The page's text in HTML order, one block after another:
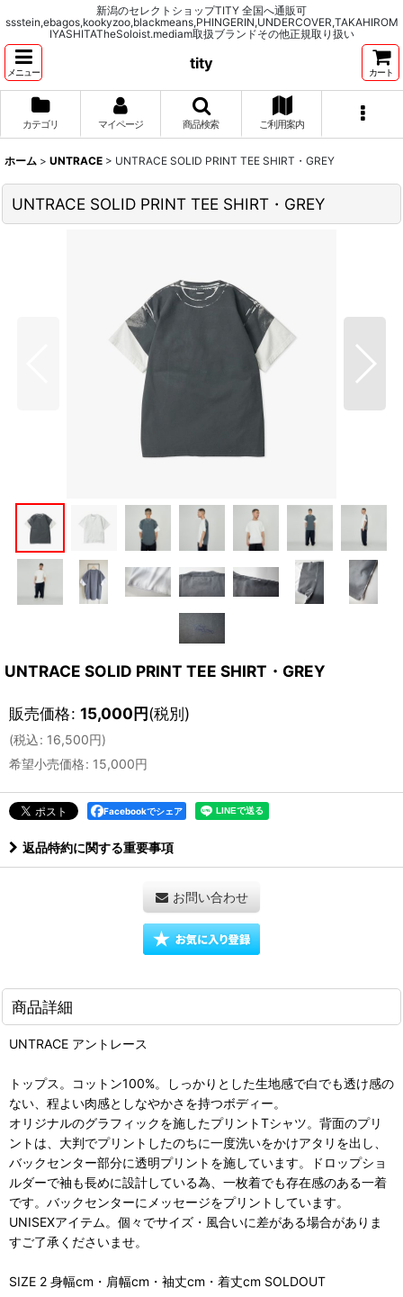
新潟のセレクトショップTITY 全国へ通販可
ssstein,ebagos,kookyzoo,blackmeans,PHINGERIN,UNDERCOVER,TAKAHIROM
IYASHITATheSoloist.mediam取扱ブランドその他正規取り扱い
メニュー
tity
カート
カテゴリ マイページ 商品検索 ご利用案内
ホーム > UNTRACE > UNTRACE SOLID PRINT TEE SHIRT・GREY
UNTRACE SOLID PRINT TEE SHIRT・GREY
UNTRACE SOLID PRINT TEE SHIRT・GREY
販売価格: 15,000円(税別)
(税込: 16,500円)
希望小売価格: 15,000円
Facebookでシェア
返品特約に関する重要事項
お問い合わせ
商品詳細
UNTRACE アントレース
トップス。コットン100%。しっかりとした生地感で白でも透け感の
ない、程よい肉感としなやかさを持つボディー。
オリジナルのグラフィックを施したプリントTシャツ。背面のプリ
ントは、大判でプリントしたのちに一度洗いをかけアタリを出し、
バックセンター部分に透明プリントを施しています。ドロップショ
ルダーで袖も長めに設計している為、一枚着でも存在感のある一着
です。バックセンターにメッセージをプリントしています。
UNISEXアイテム。個々でサイズ・風合いに差がある場合がありま
すご了承くださいませ。
SIZE 2 身幅cm・肩幅cm・袖丈cm・着丈cm SOLDOUT